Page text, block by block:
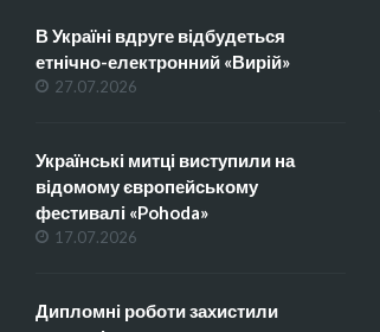
В Україні вдруге відбудеться
етнічно-електронний «Вирій»
27.07.2026
Українські митці виступили на
відомому європейському
фестивалі «Pohoda»
17.07.2026
Дипломні роботи захистили